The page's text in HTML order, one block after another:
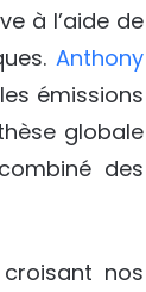
à l’aide de
Anthony
émissions
globale
des
nos